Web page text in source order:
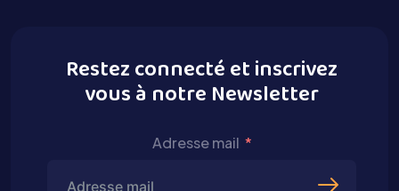
Restez connecté et inscrivez
vous à notre Newsletter
Adresse mail